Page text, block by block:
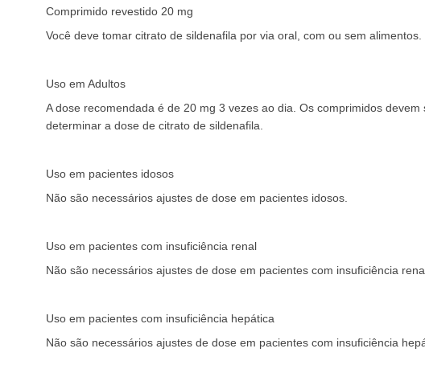
Comprimido revestido 20 mg
Você deve tomar citrato de sildenafila por via oral, com ou sem alimentos.
Uso em Adultos
A dose recomendada é de 20 mg 3 vezes ao dia. Os comprimidos
determinar a dose de citrato de sildenafila.
Uso em pacientes idosos
Não são necessários ajustes de dose em pacientes idosos.
Uso em pacientes com insuficiência renal
Não são necessários ajustes de dose em pacientes com insuficiência
Uso em pacientes com insuficiência hepática
Não são necessários ajustes de dose em pacientes com insuficiência